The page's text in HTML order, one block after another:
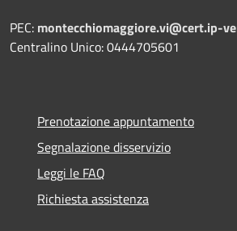
PEC: montecchiomaggiore.vi@cert.ip-
Centralino Unico: 0444705601
Prenotazione appuntamento
Segnalazione disservizio
Leggi le FAQ
Richiesta assistenza